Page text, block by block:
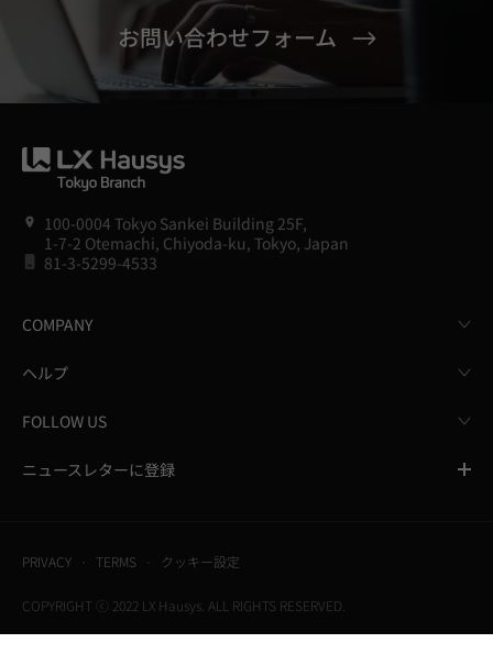
お問い合わせフォーム
100-0004 Tokyo Sankei Building 25F,
1-7-2 Otemachi, Chiyoda-ku, Tokyo, Japan
81-3-5299-4533
COMPANY
ヘルプ
FOLLOW US
ニュースレターに登録
PRIVACY TERMS クッキー設定
COPYRIGHT ⓒ 2022 LX Hausys. ALL RIGHTS RESERVED.